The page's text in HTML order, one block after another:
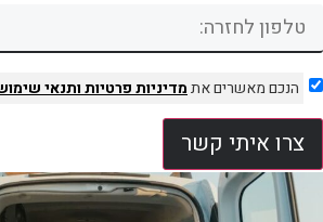
הנכם מאשרים אתמדיניות פרטיותותנאי שימוש
צרו איתי קשר